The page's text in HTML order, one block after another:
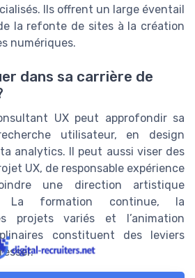
Ils offrent un large éventail
la refonte de sites à la création
numériques.
dans sa carrière de
UX peut approfondir sa
utilisateur, en design
analytics. Il peut aussi viser des
UX, de responsable expérience
une direction artistique
La formation continue, la
projets variés et l’animation
constituent des leviers